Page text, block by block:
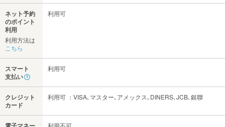
ネット予約
のポイント
利用
利用方法は
こちら
利用可
スマート
支払い
利用可
クレジット
カード
利用可 ：VISA､マスター､アメックス､DINERS､JCB､銀聯
利用不可